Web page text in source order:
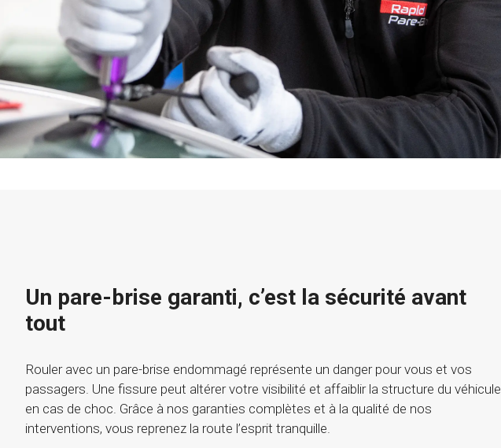
Un pare-brise garanti, c’est la sécurité avant
tout
Rouler avec un pare-brise endommagé représente un danger pour vous et vos
passagers. Une fissure peut altérer votre visibilité et affaiblir la structure du véhicule
en cas de choc. Grâce à nos garanties complètes et à la qualité de nos
interventions, vous reprenez la route l’esprit tranquille.